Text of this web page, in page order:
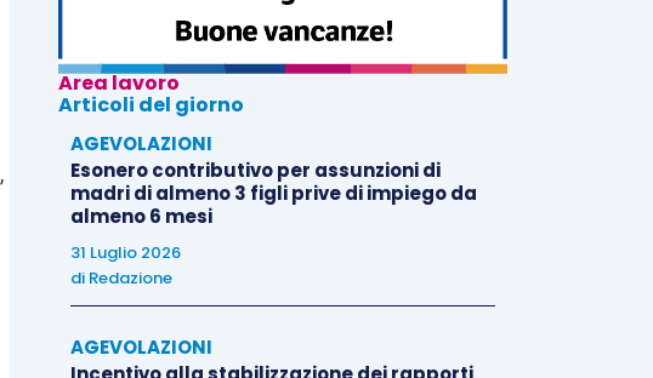
Area lavoro
Articoli del giorno
AGEVOLAZIONI
Esonero contributivo per assunzioni di
madri di almeno 3 figli prive di impiego da
almeno 6 mesi
31 Luglio 2026
di Redazione
AGEVOLAZIONI